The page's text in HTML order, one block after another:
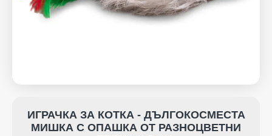
ИГРАЧКА ЗА КОТКА - ДЪЛГОКОСМЕСТА
МИШКА С ОПАШКА ОТ РАЗНОЦВЕТНИ